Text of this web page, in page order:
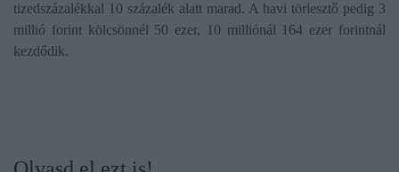
tizedszázalékkal 10 százalék alatt marad. A havi törlesztő pedig 3
millió forint kölcsönnél 50 ezer, 10 milliónál 164 ezer forintnál
kezdődik.